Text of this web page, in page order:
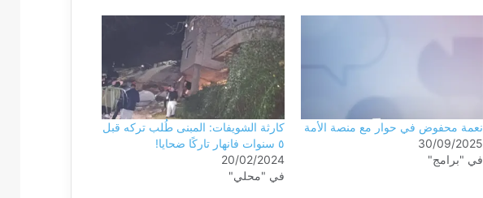
نعمة محفوض في حوار مع منصة الأمة
30/09/2025
في "برامج"
كارثة الشويفات: المبنى طُلب تركه قبل
٥ سنوات فانهار تاركًا ضحايا!
20/02/2024
في "محلي"